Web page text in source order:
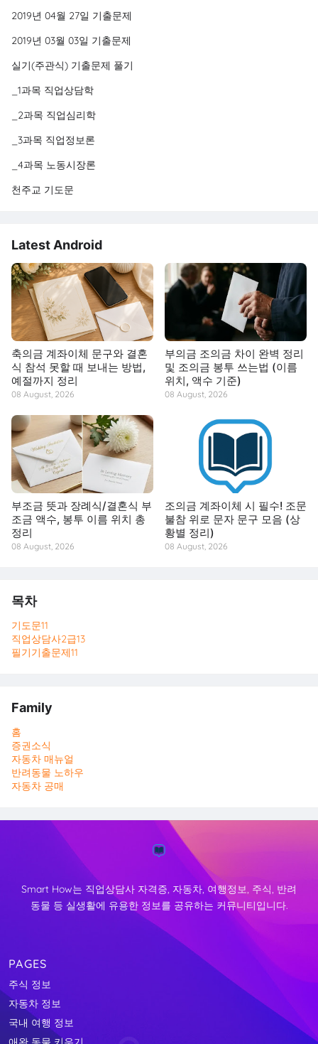
2019년 04월 27일 기출문제
2019년 03월 03일 기출문제
실기(주관식) 기출문제 풀기
_1과목 직업상담학
_2과목 직업심리학
_3과목 직업정보론
_4과목 노동시장론
천주교 기도문
Latest Android
축의금 계좌이체 문구와 결혼
식 참석 못할 때 보내는 방법,
예절까지 정리
08 August, 2026
부의금 조의금 차이 완벽 정리
및 조의금 봉투 쓰는법 (이름
위치, 액수 기준)
08 August, 2026
부조금 뜻과 장례식/결혼식 부
조금 액수, 봉투 이름 위치 총
정리
08 August, 2026
조의금 계좌이체 시 필수! 조문
불참 위로 문자 문구 모음 (상
황별 정리)
08 August, 2026
목차
기도문11
직업상담사2급13
필기기출문제11
Family
홈
증권소식
자동차 매뉴얼
반려동물 노하우
자동차 공매
Smart How는 직업상담사 자격증, 자동차, 여행정보, 주식, 반려
동물 등 실생활에 유용한 정보를 공유하는 커뮤니티입니다.
PAGES
주식 정보
자동차 정보
국내 여행 정보